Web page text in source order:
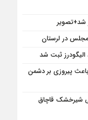
شد+تصویر
الیگودرز ثبت شد
پیروزی بر دشمن
از ۳ هزار قوطی شیرخشک قاچاق